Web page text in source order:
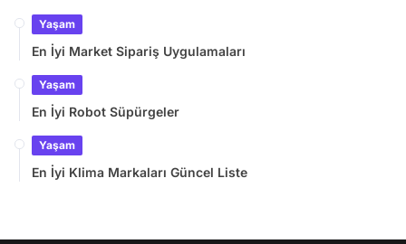
Yaşam
En İyi Market Sipariş Uygulamaları
Yaşam
En İyi Robot Süpürgeler
Yaşam
En İyi Klima Markaları Güncel Liste